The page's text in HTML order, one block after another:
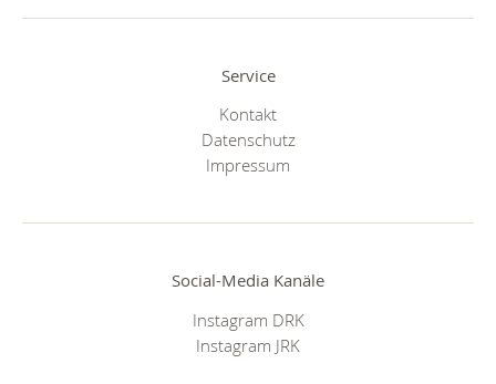
Service
Kontakt
Datenschutz
Impressum
Social-Media Kanäle
Instagram DRK
Instagram JRK